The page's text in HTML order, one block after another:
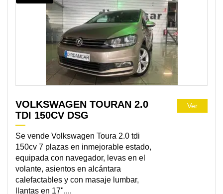
VOLKSWAGEN TOURAN 2.0
TDI 150CV DSG
Se vende Volkswagen Toura 2.0 tdi
150cv 7 plazas en inmejorable estado,
equipada con navegador, levas en el
volante, asientos en alcántara
calefactables y con masaje lumbar,
llantas en 17",...
Ver